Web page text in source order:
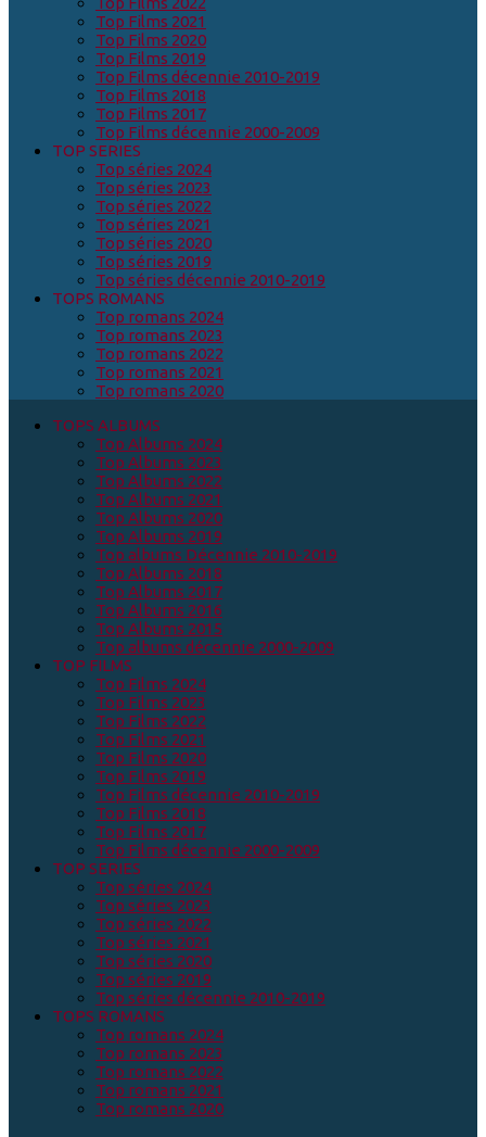
Top Films 2021
Top Films 2020
Top Films 2019
Top Films décennie 2010-2019
Top Films 2018
Top Films 2017
Top Films décennie 2000-2009
TOP SERIES
Top séries 2024
Top séries 2023
Top séries 2022
Top séries 2021
Top séries 2020
Top séries 2019
Top séries décennie 2010-2019
TOPS ROMANS
Top romans 2024
Top romans 2023
Top romans 2022
Top romans 2021
Top romans 2020
TOPS ALBUMS
Top Albums 2024
Top Albums 2023
Top Albums 2022
Top Albums 2021
Top Albums 2020
Top Albums 2019
Top albums Décennie 2010-2019
Top Albums 2018
Top Albums 2017
Top Albums 2016
Top Albums 2015
Top albums décennie 2000-2009
TOP FILMS
Top Films 2024
Top Films 2023
Top Films 2022
Top Films 2021
Top Films 2020
Top Films 2019
Top Films décennie 2010-2019
Top Films 2018
Top Films 2017
Top Films décennie 2000-2009
TOP SERIES
Top séries 2024
Top séries 2023
Top séries 2022
Top séries 2021
Top séries 2020
Top séries 2019
Top séries décennie 2010-2019
TOPS ROMANS
Top romans 2024
Top romans 2023
Top romans 2022
Top romans 2021
Top romans 2020